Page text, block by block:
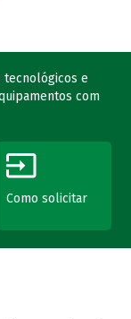
tecnológicos e
com
Como solicitar